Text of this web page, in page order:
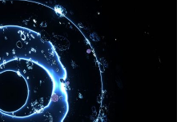
fiction
?